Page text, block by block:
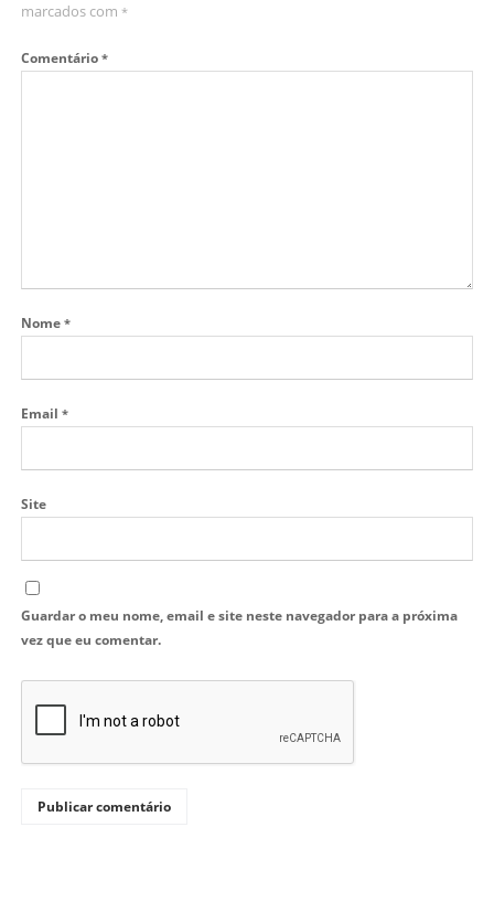
marcados com *
Comentário *
Nome *
Email *
Site
Guardar o meu nome, email e site neste navegador para a próxima
vez que eu comentar.